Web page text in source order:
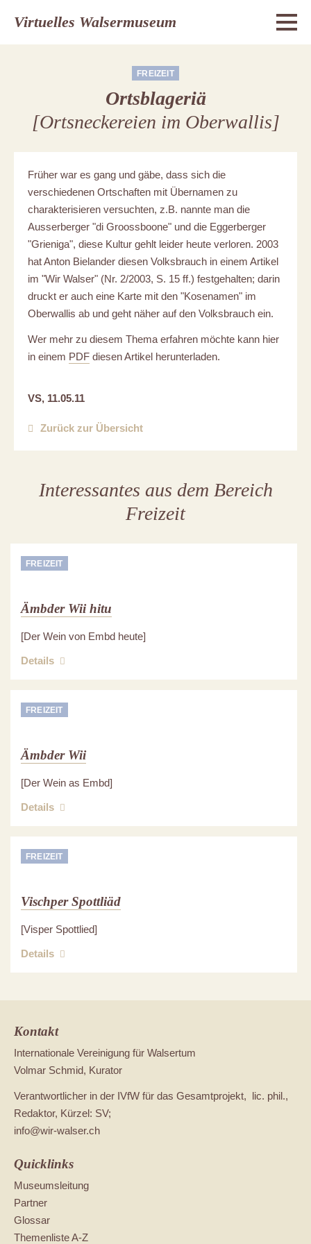
Virtuelles Walsermuseum
FREIZEIT
Ortsblageriä
[Ortsneckereien im Oberwallis]
Früher war es gang und gäbe, dass sich die
verschiedenen Ortschaften mit Übernamen zu
charakterisieren versuchten, z.B. nannte man die
Ausserberger "di Groossboone" und die Eggerberger
"Grieniga", diese Kultur gehlt leider heute verloren. 2003
hat Anton Bielander diesen Volksbrauch in einem Artikel
im "Wir Walser" (Nr. 2/2003, S. 15 ff.) festgehalten; darin
druckt er auch eine Karte mit den "Kosenamen" im
Oberwallis ab und geht näher auf den Volksbrauch ein.
Wer mehr zu diesem Thema erfahren möchte kann hier
in einem PDF diesen Artikel herunterladen.
VS, 11.05.11
Zurück zur Übersicht
Interessantes aus dem Bereich
Freizeit
FREIZEIT
Ämbder Wii hitu
[Der Wein von Embd heute]
Details
FREIZEIT
Ämbder Wii
[Der Wein as Embd]
Details
FREIZEIT
Vischper Spottliäd
[Visper Spottlied]
Details
Kontakt
Internationale Vereinigung für Walsertum
Volmar Schmid, Kurator
Verantwortlicher in der IVfW für das Gesamtprojekt, lic. phil.,
Redaktor, Kürzel: SV;
info@wir-walser.ch
Quicklinks
Museumsleitung
Partner
Glossar
Themenliste A-Z